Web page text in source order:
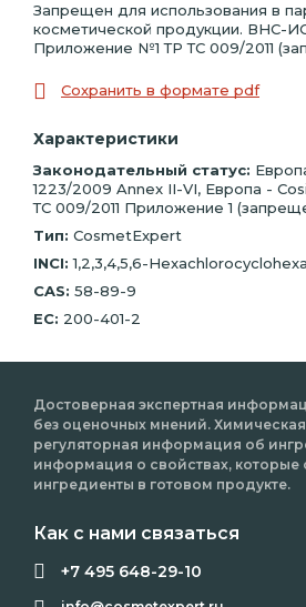
Запрещен для использования в
косметической продукции. ВНС-
Приложение №1 ТР ТС 009/2011
Сохранить в формате pdf
Характеристики
Законодательный статус:
1223/2009 Annex II-VI, Европа -
ТС 009/2011 Приложение 1
Тип: CosmetExpert
INCI: 1,2,3,4,5,6-
CAS: 58-89-9
EC: 200-401-2
Достоверная экспертная
без оценочных мнений.
регуляторная информация об
информация о свойствах, которые
ингредиенты в готовом продукте.
Как с нами связаться
+7 495 648-29-10